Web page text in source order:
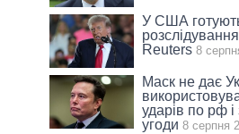
У США
Reuters 8
Маск не дає
ударів по рф і
угоди 8 серпня